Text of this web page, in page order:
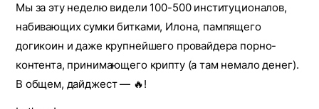
Мы за эту неделю видели 100-500 институционалов,
набивающих сумки битками, Илона, пампящего
догикоин и даже крупнейшего провайдера порно-
контента, принимающего крипту (а там немало денег).
В общем, дайджест — 🔥!